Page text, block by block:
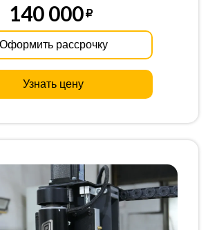
140 000
Оформить рассрочку
Узнать цену